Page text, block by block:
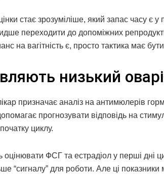
стає зрозуміліше, який запас часу є
переходити до допоміжних
на вагітність є, просто тактика має
низький
призначає аналіз на антимюлерів
прогнозувати відповідь на
циклу.
оцінювати ФСГ та естрадіол у перші
“сигналу” для роботи. Але ці